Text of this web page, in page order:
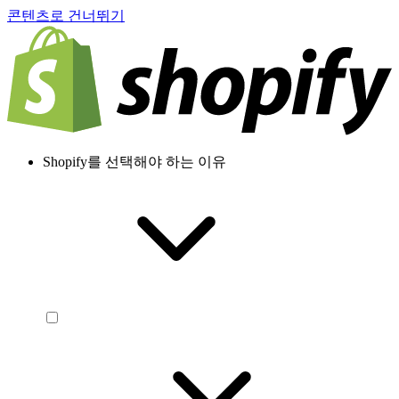
콘텐츠로 건너뛰기
Shopify를 선택해야 하는 이유